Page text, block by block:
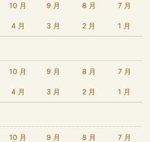
10 月 9 月 8 月 7 月
4 月 3 月 2 月 1 月
10 月 9 月 8 月 7 月
4 月 3 月 2 月 1 月
10 月 9 月 8 月 7 月